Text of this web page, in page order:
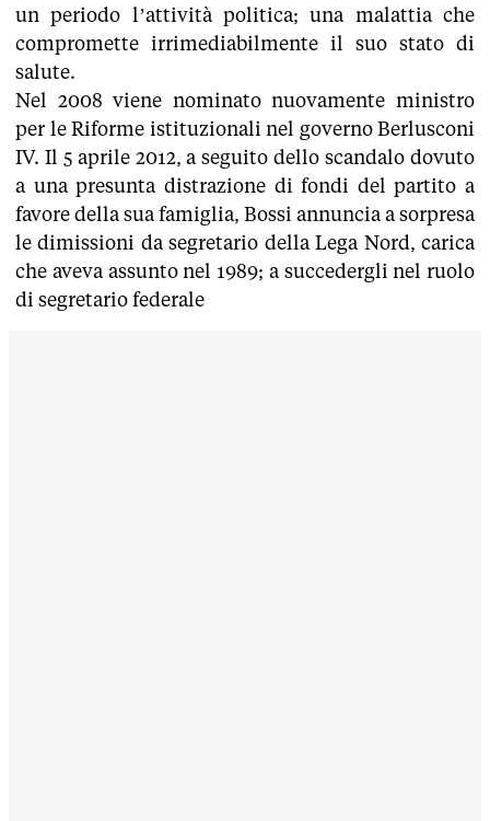
un periodo l’attività politica; una malattia che
compromette irrimediabilmente il suo stato di
salute.
Nel 2008 viene nominato nuovamente ministro
per le Riforme istituzionali nel governo Berlusconi
IV. Il 5 aprile 2012, a seguito dello scandalo dovuto
a una presunta distrazione di fondi del partito a
favore della sua famiglia, Bossi annuncia a sorpresa
le dimissioni da segretario della Lega Nord, carica
che aveva assunto nel 1989; a succedergli nel ruolo
di segretario federale